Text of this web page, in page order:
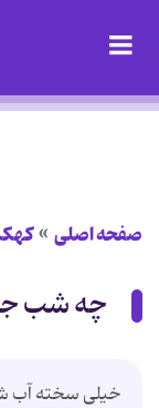
صفحه اصلی
چه شب
خیلی سخته آب